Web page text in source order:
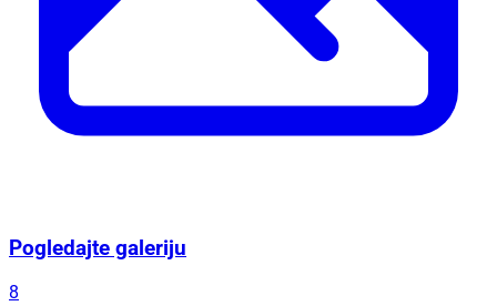
Pogledajte galeriju
8